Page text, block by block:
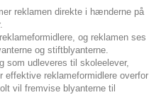
reklamen direkte i hænderne på
og reklamen ses
og stiftblyanterne.
som udleveres til skoleelever,
effektive reklameformidlere overfor
vil fremvise blyanterne til